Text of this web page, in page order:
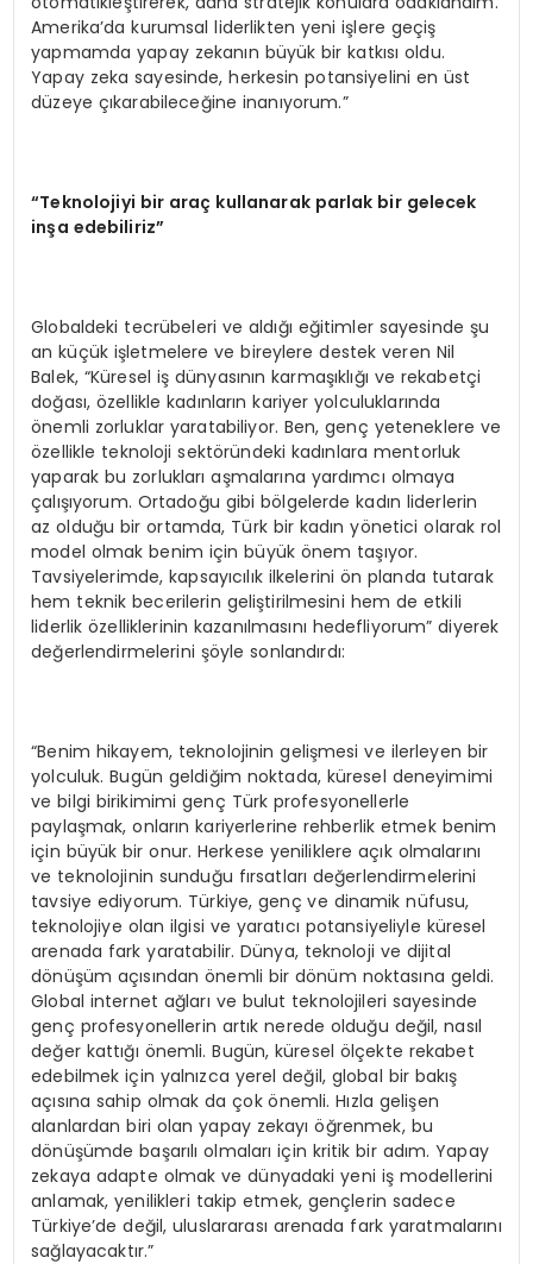
Amerika’da kurumsal liderlikten yeni işlere geçiş
yapmamda yapay zekanın büyük bir katkısı oldu.
Yapay zeka sayesinde, herkesin potansiyelini en üst
düzeye çıkarabileceğine inanıyorum.”
“Teknolojiyi bir araç kullanarak parlak bir gelecek
inşa edebiliriz”
Globaldeki tecrübeleri ve aldığı eğitimler sayesinde şu
an küçük işletmelere ve bireylere destek veren Nil
Balek, “Küresel iş dünyasının karmaşıklığı ve rekabetçi
doğası, özellikle kadınların kariyer yolculuklarında
önemli zorluklar yaratabiliyor. Ben, genç yeteneklere ve
özellikle teknoloji sektöründeki kadınlara mentorluk
yaparak bu zorlukları aşmalarına yardımcı olmaya
çalışıyorum. Ortadoğu gibi bölgelerde kadın liderlerin
az olduğu bir ortamda, Türk bir kadın yönetici olarak rol
model olmak benim için büyük önem taşıyor.
Tavsiyelerimde, kapsayıcılık ilkelerini ön planda tutarak
hem teknik becerilerin geliştirilmesini hem de etkili
liderlik özelliklerinin kazanılmasını hedefliyorum” diyerek
değerlendirmelerini şöyle sonlandırdı:
“Benim hikayem, teknolojinin gelişmesi ve ilerleyen bir
yolculuk. Bugün geldiğim noktada, küresel deneyimimi
ve bilgi birikimimi genç Türk profesyonellerle
paylaşmak, onların kariyerlerine rehberlik etmek benim
için büyük bir onur. Herkese yeniliklere açık olmalarını
ve teknolojinin sunduğu fırsatları değerlendirmelerini
tavsiye ediyorum. Türkiye, genç ve dinamik nüfusu,
teknolojiye olan ilgisi ve yaratıcı potansiyeliyle küresel
arenada fark yaratabilir. Dünya, teknoloji ve dijital
dönüşüm açısından önemli bir dönüm noktasına geldi.
Global internet ağları ve bulut teknolojileri sayesinde
genç profesyonellerin artık nerede olduğu değil, nasıl
değer kattığı önemli. Bugün, küresel ölçekte rekabet
edebilmek için yalnızca yerel değil, global bir bakış
açısına sahip olmak da çok önemli. Hızla gelişen
alanlardan biri olan yapay zekayı öğrenmek, bu
dönüşümde başarılı olmaları için kritik bir adım. Yapay
zekaya adapte olmak ve dünyadaki yeni iş modellerini
anlamak, yenilikleri takip etmek, gençlerin sadece
Türkiye’de değil, uluslararası arenada fark yaratmalarını
sağlayacaktır.”